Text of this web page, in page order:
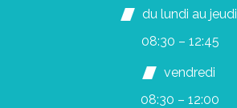
du lundi au jeudi
08:30 – 12:45
vendredi
08:30 – 12:00